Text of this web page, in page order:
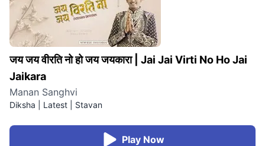
जय जय वीरति नो हो जय जयकारा| Jai Jai Virti No Ho Jai
Jaikara
Manan Sanghvi
Diksha | Latest Stavan
Play Now